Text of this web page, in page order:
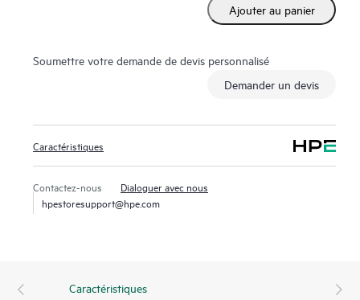
Ajouter au panier
Soumettre votre demande de devis personnalisé
Demander un devis
Caractéristiques
Contactez-nous
Dialoguer avec nous
hpestoresupport@hpe.com
Caractéristiques